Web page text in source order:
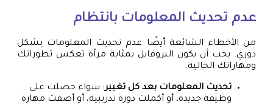
عدم تحديث المعلومات بانتظام
من الأخطاء الشائعة أيضًا عدم تحديث المعلومات بشكل
دوري. يجب أن يكون البروفايل بمثابة مرآة تعكس تطوراتك
ومهاراتك الحالية.
تحديث المعلومات بعد كل تغيير: سواء حصلت على
وظيفة جديدة، أو أكملت دورة تدريبية، أو أضفت مهارة